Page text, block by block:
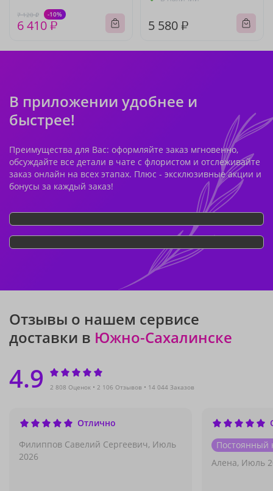
7 120 ₽ -10%
6 410 ₽ 5 580 ₽
В приложении удобнее и
быстрее!
Преимущества для Вас: оформляйте заказ мгновенно,
обсуждайте все детали в чате с флористом и отслеживайте
заказ онлайн на всех этапах. Плюс - эксклюзивные акции и
бонусы за каждый заказ!
Отзывы о нашем сервисе
доставки в Южно-Сахалинске
4.9 2 808 Оценок 2 106 Отзывов 14 044 Заказов
Отлично
Филиппов Савелий Сергеевич, Июль
2026
Постоянный
Алена, Июль